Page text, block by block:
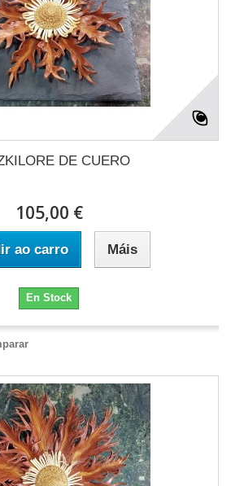
DE CUERO
105,00 €
ao carro Máis
En Stock